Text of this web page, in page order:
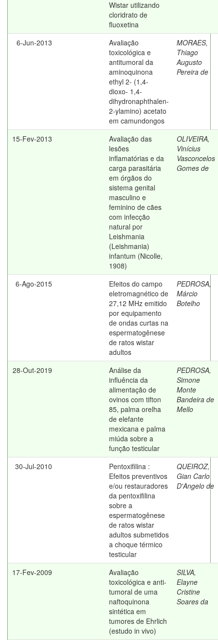
Wistar utilizando
cloridrato de
fluoxetina
6-Jun-2013
Avaliação
toxicológica e
antitumoral da
aminoquinona
ethyl 2- (1,4-
dioxo- 1,4-
dihydronaphthalen-
2-ylamino) acetato
em camundongos
MORAES,
Thiago
Augusto
Pereira de
15-Fev-2013
Avaliação das
lesões
inflamatórias e da
carga parasitária
em órgãos do
sistema genital
masculino e
feminino de cães
com infecção
natural por
Leishmania
(Leishmania)
infantum (Nicolle,
1908)
OLIVEIRA,
Vinícius
Vasconcelos
Gomes de
6-Ago-2015
Efeitos do campo
eletromagnético de
27,12 MHz emitido
por equipamento
de ondas curtas na
espermatogênese
de ratos wistar
adultos
PEDROSA,
Márcio
Botelho
28-Out-2019
Análise da
influência da
alimentação de
ovinos com tifton
85, palma orelha
de elefante
mexicana e palma
miúda sobre a
função testicular
PEDROSA,
Simone
Monte
Bandeira de
Mello
30-Jul-2010
Pentoxifilina :
Efeitos preventivos
e/ou restauradores
da pentoxifilina
sobre a
espermatogênese
de ratos wistar
adultos submetidos
a choque térmico
testicular
QUEIROZ,
Gian Carlo
D'Angelo de
17-Fev-2009
Avaliação
toxicológica e anti-
tumoral de uma
naftoquinona
sintética em
tumores de Ehrlich
(estudo in vivo)
SILVA,
Elayne
Cristine
Soares da